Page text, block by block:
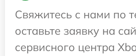
Свяжитесь с нами по
оставьте заявку на
сервисного центра